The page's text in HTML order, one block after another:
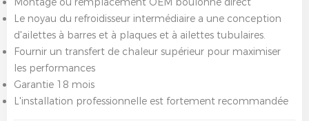
Le noyau du refroidisseur intermédiaire a une conception
d'ailettes à barres et à plaques et à ailettes tubulaires.
Fournir un transfert de chaleur supérieur pour maximiser
les performances
Garantie 18 mois
L'installation professionnelle est fortement recommandée